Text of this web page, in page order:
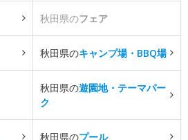
秋田県のフェア
秋田県のキャンプ場・BBQ場
秋田県の遊園地・テーマパー
ク
秋田県のプール